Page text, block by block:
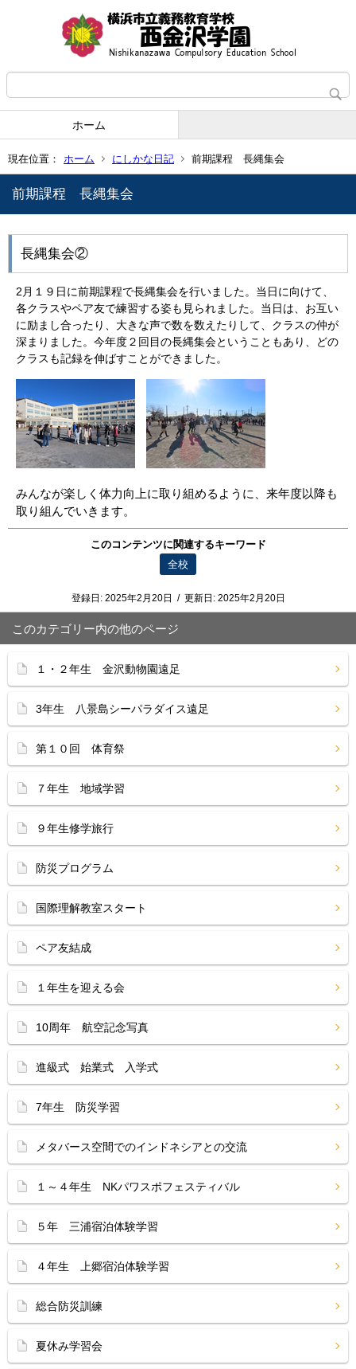
ホーム
現在位置： ホーム にしかな日記 前期課程 長縄集会
前期課程 長縄集会
長縄集会②
2月１９日に前期課程で長縄集会を行いました。当日に向けて、
各クラスやペア友で練習する姿も見られました。当日は、お互い
に励まし合ったり、大きな声で数を数えたりして、クラスの仲が
深まりました。今年度２回目の長縄集会ということもあり、どの
クラスも記録を伸ばすことができました。
みんなが楽しく体力向上に取り組めるように、 来年度以降も
取り組んでいきます。
このコンテンツに関連するキーワード
全校
登録日: 2025年2月20日 / 更新日: 2025年2月20日
このカテゴリー内の他のページ
１・２年生 金沢動物園遠足
3年生 八景島シーパラダイス遠足
第１０回 体育祭
７年生 地域学習
９年生修学旅行
防災プログラム
国際理解教室スタート
ペア友結成
１年生を迎える会
10周年 航空記念写真
進級式 始業式 入学式
7年生 防災学習
メタバース空間でのインドネシアとの交流
１～４年生 NKパワスポフェスティバル
５年 三浦宿泊体験学習
４年生 上郷宿泊体験学習
総合防災訓練
夏休み学習会